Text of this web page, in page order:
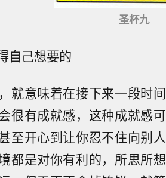
圣杯九
自己想要的
就意味着在接下来一段时
很有成就感，这种成就感
至开心到让你忍不住向别
都是对你有利的，所思所